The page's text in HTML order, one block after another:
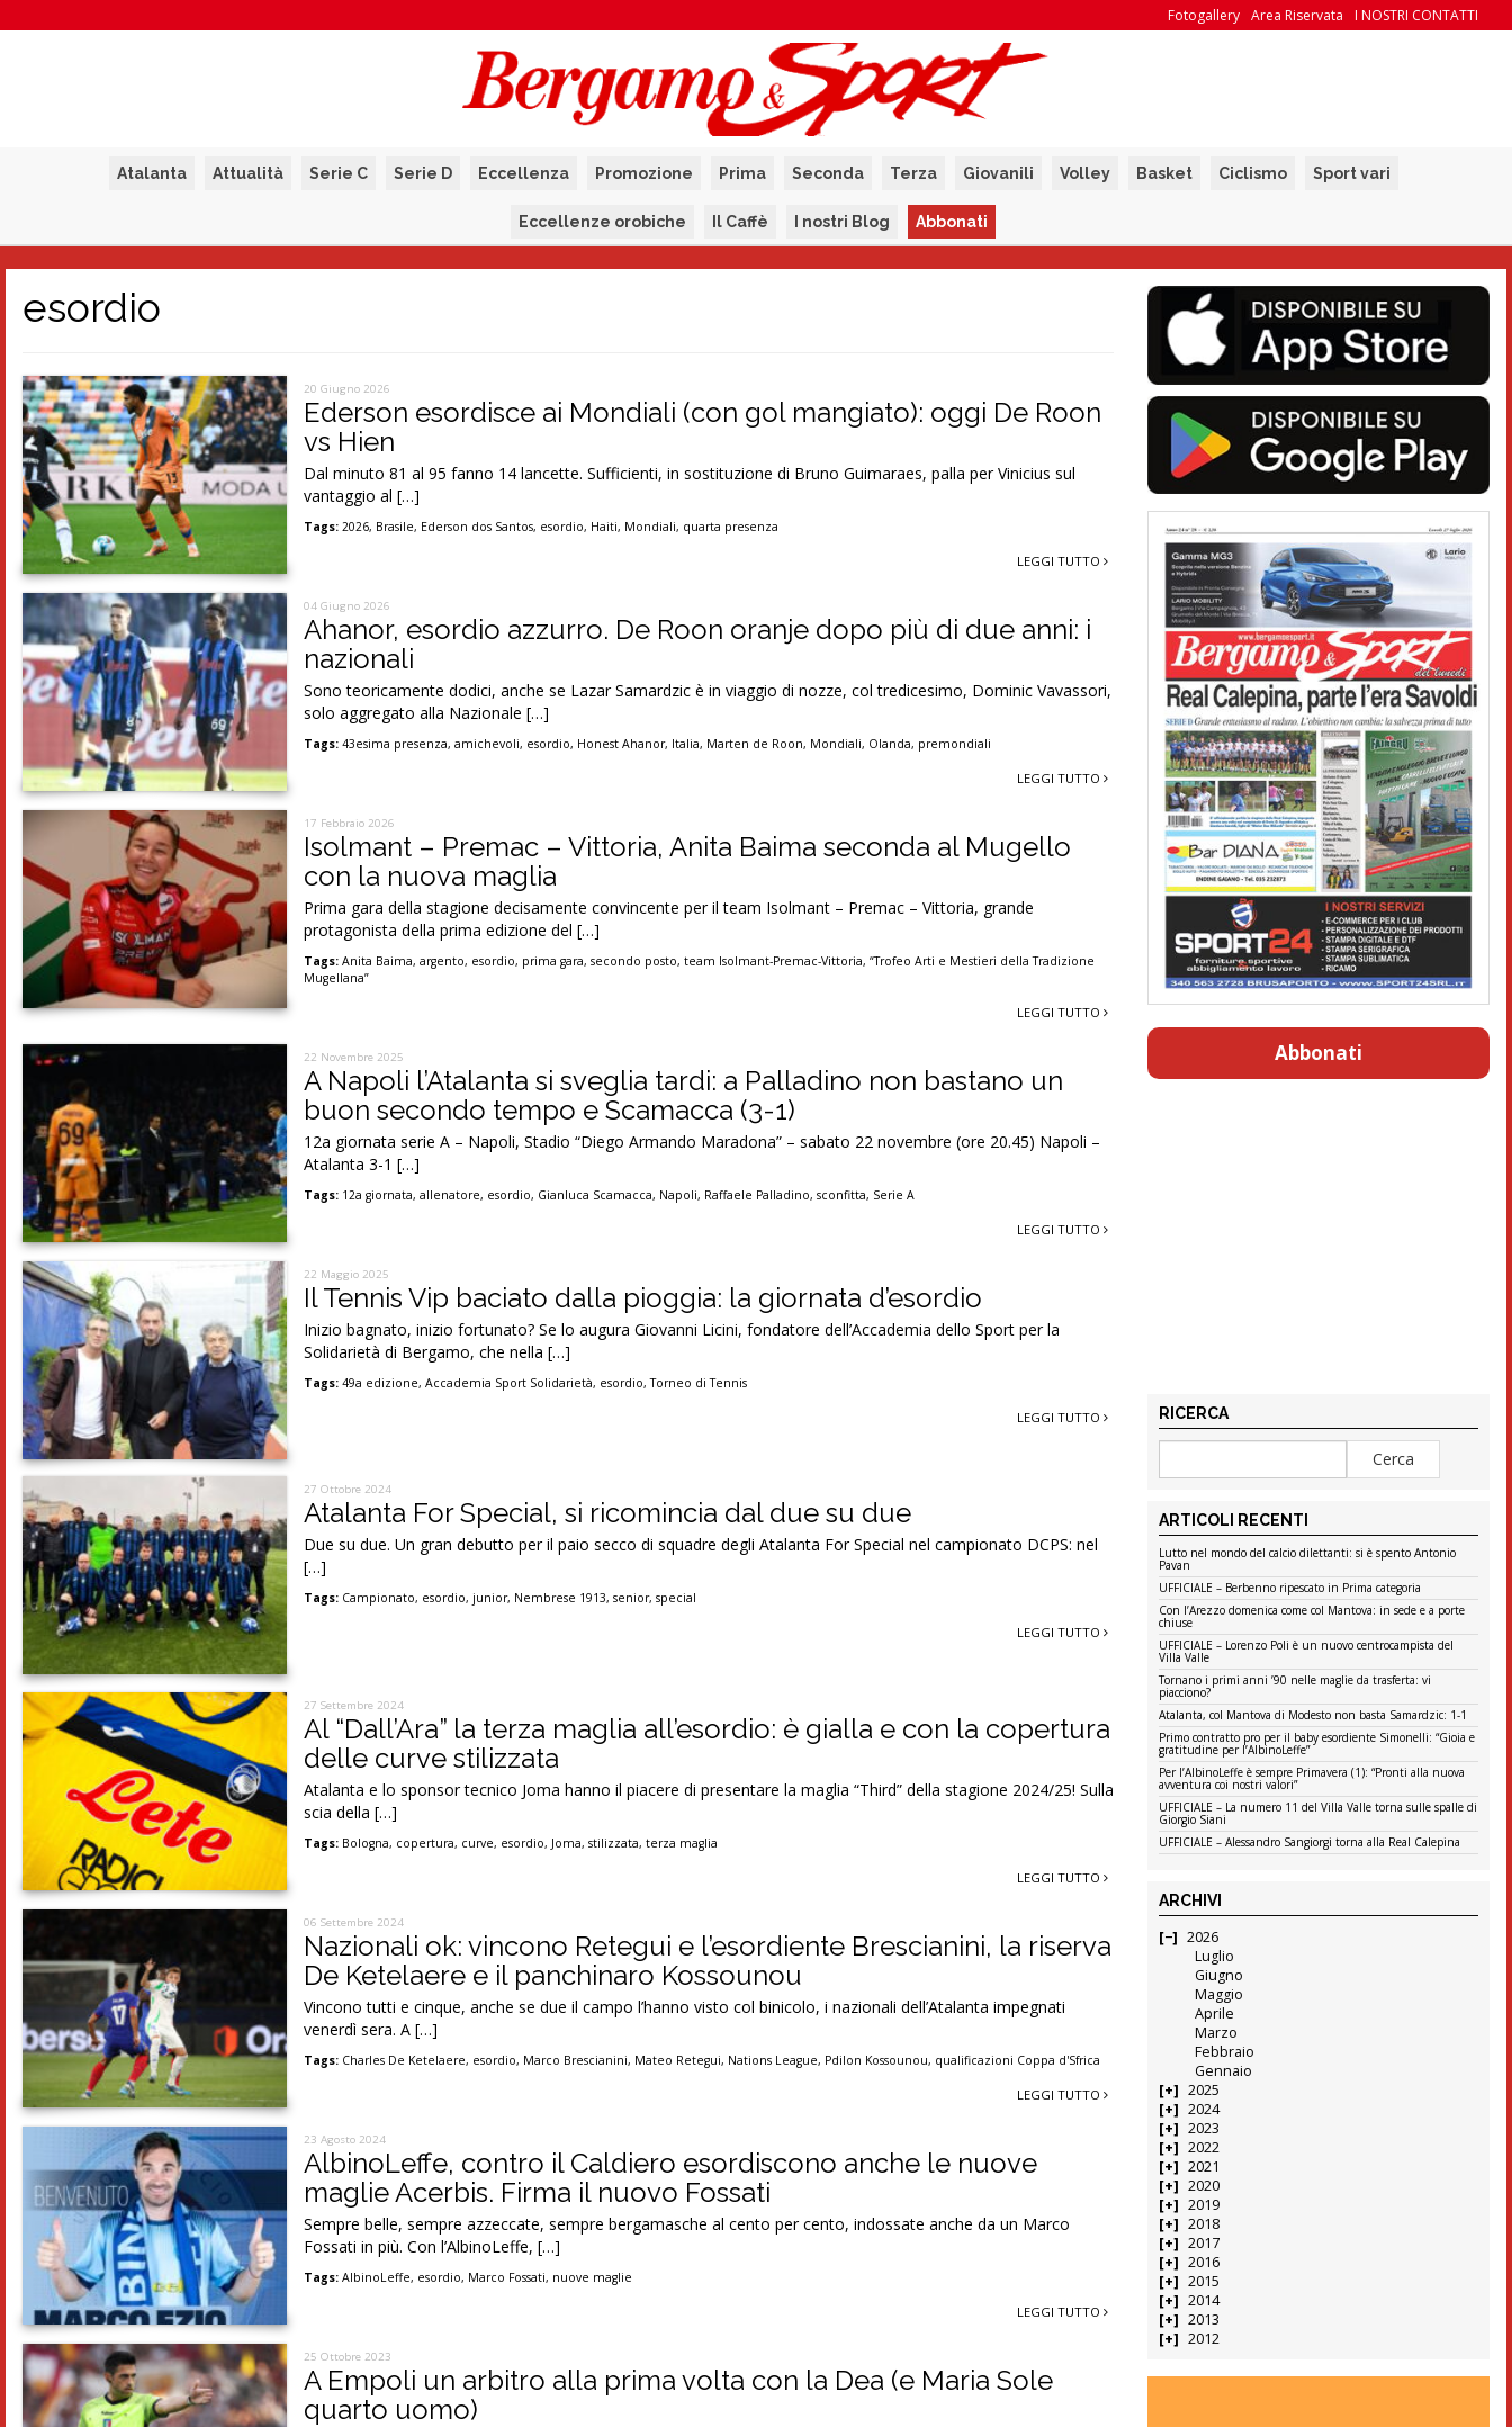
I NOSTRI CONTATTI
Area Riservata
Fotogallery
Atalanta Attualità Serie C Serie D Eccellenza Promozione Prima Seconda Terza Giovanili Volley Basket Ciclismo Sport vari
Eccellenze orobiche Il Caffè I nostri Blog Abbonati
esordio
20 Giugno 2026
Ederson esordisce ai Mondiali (con gol mangiato): oggi De Roon
vs Hien
Dal minuto 81 al 95 fanno 14 lancette. Sufficienti, in sostituzione di Bruno Guimaraes, palla per Vinicius sul
vantaggio al […]
Tags: 2026, Brasile, Ederson dos Santos, esordio, Haiti, Mondiali, quarta presenza
LEGGI TUTTO
04 Giugno 2026
Ahanor, esordio azzurro. De Roon oranje dopo più di due anni: i
nazionali
Sono teoricamente dodici, anche se Lazar Samardzic è in viaggio di nozze, col tredicesimo, Dominic Vavassori,
solo aggregato alla Nazionale […]
Tags: 43esima presenza,amichevoli, esordio, Honest Ahanor, Italia, Marten de Roon, Mondiali, Olanda, premondiali
LEGGI TUTTO
17 Febbraio 2026
Isolmant – Premac – Vittoria, Anita Baima seconda al Mugello
con la nuova maglia
Prima gara della stagione decisamente convincente per il team Isolmant – Premac – Vittoria, grande
protagonista della prima edizione del […]
Tags: Anita Baima,argento, esordio, prima gara,secondo posto,team Isolmant-Premac-Vittoria,“Trofeo Arti e Mestieri della Tradizione
Mugellana”
LEGGI TUTTO
22 Novembre 2025
A Napoli l’Atalanta si sveglia tardi: a Palladino non bastano un
buon secondo tempo e Scamacca (3-1)
12a giornata serie A – Napoli, Stadio “Diego Armando Maradona” – sabato 22 novembre (ore 20.45) Napoli –
Atalanta 3-1 […]
Tags: 12a giornata,allenatore, esordio, Gianluca Scamacca, Napoli, Raffaele Palladino,sconfitta, Serie A
LEGGI TUTTO
22 Maggio 2025
Il Tennis Vip baciato dalla pioggia: la giornata d’esordio
Inizio bagnato, inizio fortunato? Se lo augura Giovanni Licini, fondatore dell’Accademia dello Sport per la
Solidarietà di Bergamo, che nella […]
Tags: 49a edizione,Accademia Sport Solidarietà, esordio,Torneo di Tennis
LEGGI TUTTO
27 Ottobre 2024
Atalanta For Special, si ricomincia dal due su due
Due su due. Un gran debutto per il paio secco di squadre degli Atalanta For Special nel campionato DCPS: nel
[…]
Tags: Campionato, esordio, junior, Nembrese 1913,senior,special
LEGGI TUTTO
27 Settembre 2024
Al “Dall’Ara” la terza maglia all’esordio: è gialla e con la copertura
delle curve stilizzata
Atalanta e lo sponsor tecnico Joma hanno il piacere di presentare la maglia “Third” della stagione 2024/25! Sulla
scia della […]
Tags: Bologna, copertura, curve, esordio, Joma,stilizzata,terza maglia
LEGGI TUTTO
06 Settembre 2024
Nazionali ok: vincono Retegui e l’esordiente Brescianini, la riserva
De Ketelaere e il panchinaro Kossounou
Vincono tutti e cinque, anche se due il campo l’hanno visto col binicolo, i nazionali dell’Atalanta impegnati
venerdì sera. A […]
Tags: Charles De Ketelaere, esordio, Marco Brescianini, Mateo Retegui, Nations League, Pdilon Kossounou, qualificazioni Coppa d'Sfrica
LEGGI TUTTO
23 Agosto 2024
AlbinoLeffe, contro il Caldiero esordiscono anche le nuove
maglie Acerbis. Firma il nuovo Fossati
Sempre belle, sempre azzeccate, sempre bergamasche al cento per cento, indossate anche da un Marco
Fossati in più. Con l’AlbinoLeffe, […]
Tags: AlbinoLeffe, esordio, Marco Fossati, nuove maglie
LEGGI TUTTO
25 Ottobre 2023
A Empoli un arbitro alla prima volta con la Dea (e Maria Sole
quarto uomo)
Abbonati
RICERCA
ARTICOLI RECENTI
Lutto nel mondo del calcio dilettanti: si è spento Antonio
Pavan
UFFICIALE – Berbenno ripescato in Prima categoria
Con l’Arezzo domenica come col Mantova: in sede e a porte
chiuse
UFFICIALE – Lorenzo Poli è un nuovo centrocampista del
Villa Valle
Tornano i primi anni ’90 nelle maglie da trasferta: vi
piacciono?
Atalanta, col Mantova di Modesto non basta Samardzic: 1-1
Primo contratto pro per il baby esordiente Simonelli: “Gioia e
gratitudine per l’AlbinoLeffe”
Per l’AlbinoLeffe è sempre Primavera (1): “Pronti alla nuova
avventura coi nostri valori”
UFFICIALE – La numero 11 del Villa Valle torna sulle spalle di
Giorgio Siani
UFFICIALE – Alessandro Sangiorgi torna alla Real Calepina
ARCHIVI
2026
Luglio
Giugno
Maggio
Aprile
Marzo
Febbraio
Gennaio
2025
2024
2023
2022
2021
2020
2019
2018
2017
2016
2015
2014
2013
2012